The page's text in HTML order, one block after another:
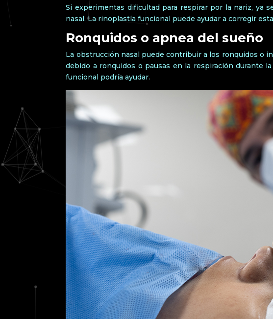
Si experimentas dificultad para respirar por la nariz, ya
nasal. La rinoplastía funcional puede ayudar a corregir
Ronquidos o apnea del sueño
La obstrucción nasal puede contribuir a los ronquidos o
debido a ronquidos o pausas en la respiración durante
funcional podría ayudar.